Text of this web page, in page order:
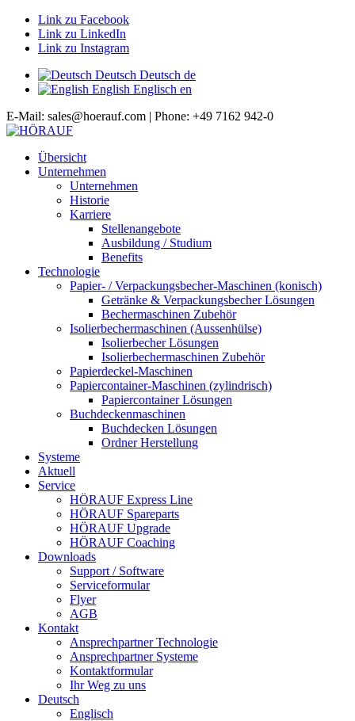
Link zu Facebook
Link zu LinkedIn
Link zu Instagram
Deutsch Deutsch de
English Englisch en
E-Mail: sales@hoerauf.com | Phone: +49 7162 942-0
Übersicht
Unternehmen
Unternehmen
Historie
Karriere
Stellenangebote
Ausbildung / Studium
Benefits
Technologie
Papier- / Verpackungsbecher-Maschinen (konisch)
Getränke & Verpackungsbecher Lösungen
Bechermaschinen Zubehör
Isolierbechermaschinen (Aussenhülse)
Isolierbecher Lösungen
Isolierbechermaschinen Zubehör
Papierdeckel-Maschinen
Papiercontainer-Maschinen (zylindrisch)
Papiercontainer Lösungen
Buchdeckenmaschinen
Buchdecken Lösungen
Ordner Herstellung
Systeme
Aktuell
Service
HÖRAUF Express Line
HÖRAUF Spareparts
HÖRAUF Upgrade
HÖRAUF Coaching
Downloads
Support / Software
Serviceformular
Flyer
AGB
Kontakt
Ansprechpartner Technologie
Ansprechpartner Systeme
Kontaktformular
Ihr Weg zu uns
Deutsch
Englisch